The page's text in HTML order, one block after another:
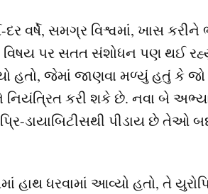
દર વર્ષે, સમગ્ર વિશ્વમાં, ખાસ
વિષય પર સતત સંશોધન પણ થઈ
હતો, જેમાં જાણવા મળ્યું હતું કે જો
કરી શકે છે. નવા બે
ડાયાબિટીસથી પીડાય છે તેઓ
હાથ ધરવામાં આવ્યો હતો, તે